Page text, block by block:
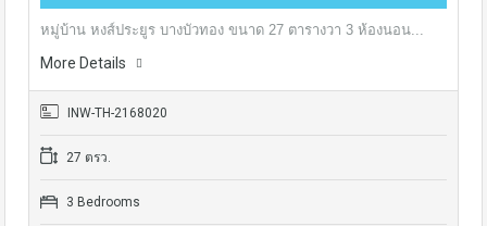
หมู่บ้าน หงส์ประยูร บางบัวทอง ขนาด 27 ตารางวา 3 ห้องนอน...
More Details
INW-TH-2168020
27 ตรว.
3 Bedrooms